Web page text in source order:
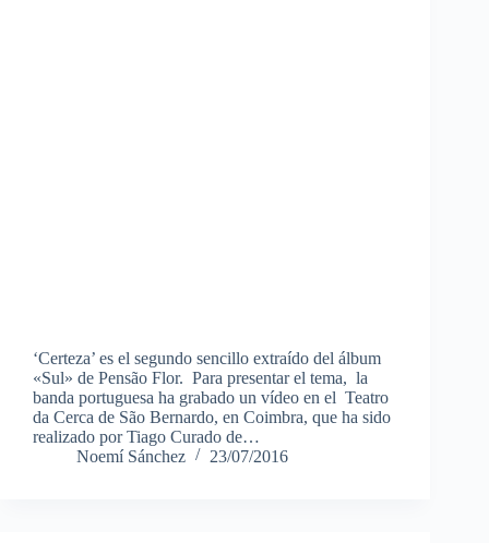
‘Certeza’ es el segundo sencillo extraído del álbum
«Sul» de Pensão Flor. Para presentar el tema, la
banda portuguesa ha grabado un vídeo en el Teatro
da Cerca de São Bernardo, en Coimbra, que ha sido
realizado por Tiago Curado de…
Noemí Sánchez
23/07/2016